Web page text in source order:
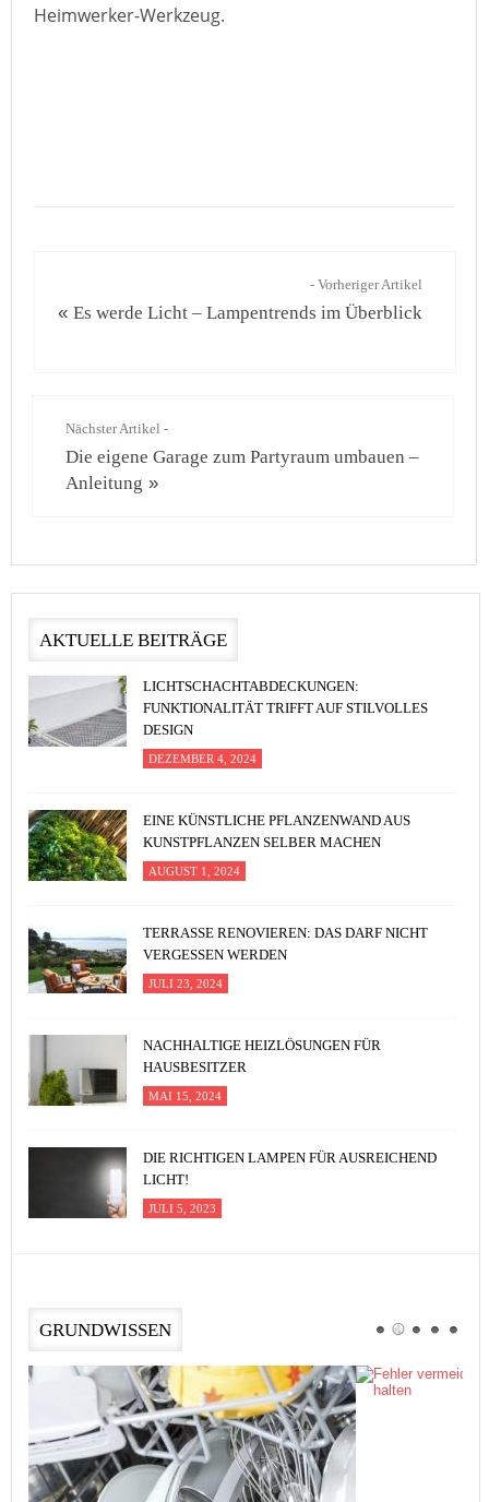
Heimwerker-Werkzeug.
- Vorheriger Artikel
«Es werde Licht – Lampentrends im Überblick
Nächster Artikel -
Die eigene Garage zum Partyraum umbauen –
Anleitung »
AKTUELLE BEITRÄGE
LICHTSCHACHTABDECKUNGEN:
FUNKTIONALITÄT TRIFFT AUF STILVOLLES
DESIGN
DEZEMBER 4, 2024
EINE KÜNSTLICHE PFLANZENWAND AUS
KUNSTPFLANZEN SELBER MACHEN
AUGUST 1, 2024
TERRASSE RENOVIEREN: DAS DARF NICHT
VERGESSEN WERDEN
JULI 23, 2024
NACHHALTIGE HEIZLÖSUNGEN FÜR
HAUSBESITZER
MAI 15, 2024
DIE RICHTIGEN LAMPEN FÜR AUSREICHEND
LICHT!
JULI 5, 2023
GRUNDWISSEN